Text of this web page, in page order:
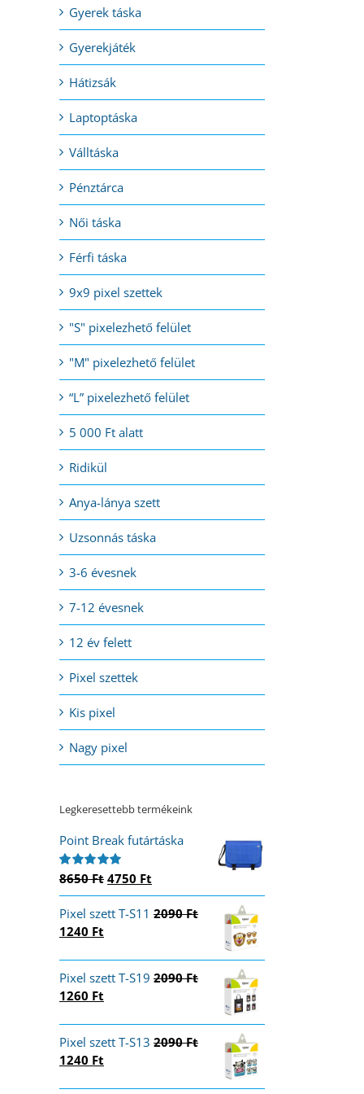
Gyerek táska
Gyerekjáték
Hátizsák
Laptoptáska
Válltáska
Pénztárca
Női táska
Férfi táska
9x9 pixel szettek
"S" pixelezhető felület
"M" pixelezhető felület
“L” pixelezhető felület
5 000 Ft alatt
Ridikül
Anya-lánya szett
Uzsonnás táska
3-6 évesnek
7-12 évesnek
12 év felett
Pixel szettek
Kis pixel
Nagy pixel
Legkeresettebb termékeink
Point Break futártáska
Értékelés:
8650Ft Original
price
was:
4750 Ft
price
is:
Pixel szett T-S11 2090Ft
Original
2090 Ft.
1240 Ft
1240 Ft.
Pixel szett T-S19 2090Ft
Original
2090 Ft.
1260 Ft
1260 Ft.
Pixel szett T-S13 2090Ft
Original
1240 Ft